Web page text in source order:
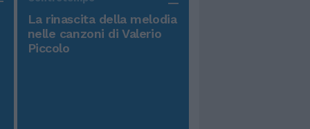
La rinascita della melodia
nelle canzoni di Valerio
Piccolo